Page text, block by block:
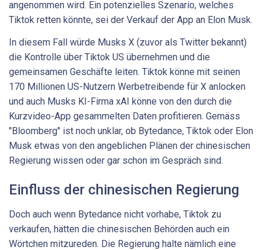
angenommen wird. Ein potenzielles Szenario, welches
Tiktok retten könnte, sei der Verkauf der App an Elon Musk.
In diesem Fall würde Musks X (zuvor als Twitter bekannt)
die Kontrolle über Tiktok US übernehmen und die
gemeinsamen Geschäfte leiten. Tiktok könne mit seinen
170 Millionen US-Nutzern Werbetreibende für X anlocken
und auch Musks KI-Firma xAI könne von den durch die
Kurzvideo-App gesammelten Daten profitieren. Gemäss
"Bloomberg" ist noch unklar, ob Bytedance, Tiktok oder Elon
Musk etwas von den angeblichen Plänen der chinesischen
Regierung wissen oder gar schon im Gespräch sind.
Einfluss der chinesischen Regierung
Doch auch wenn Bytedance nicht vorhabe, Tiktok zu
verkaufen, hätten die chinesischen Behörden auch ein
Wörtchen mitzureden. Die Regierung halte nämlich eine